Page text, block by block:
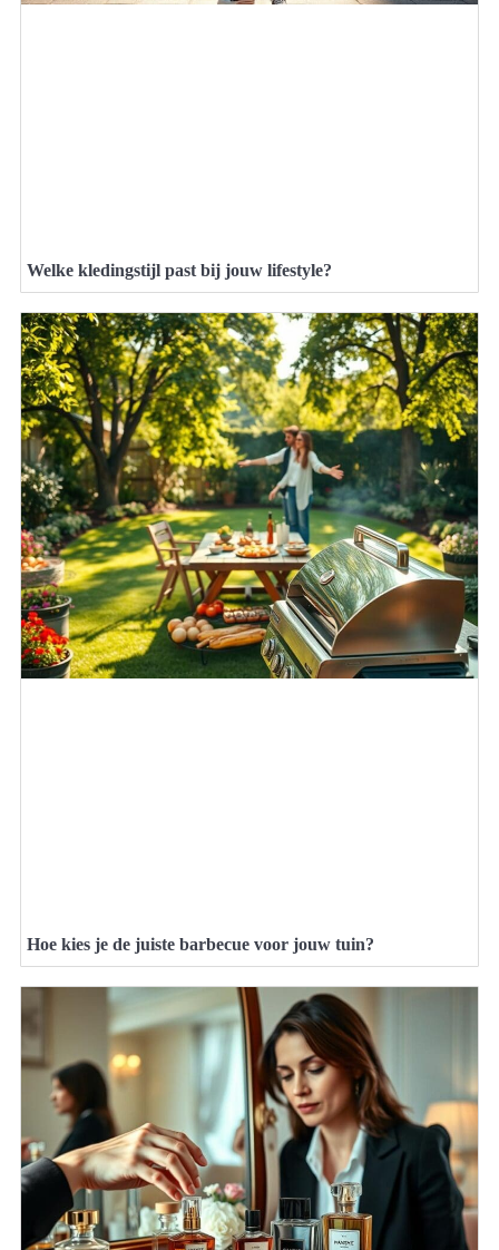
Welke kledingstijl past bij jouw lifestyle?
Hoe kies je de juiste barbecue voor jouw tuin?